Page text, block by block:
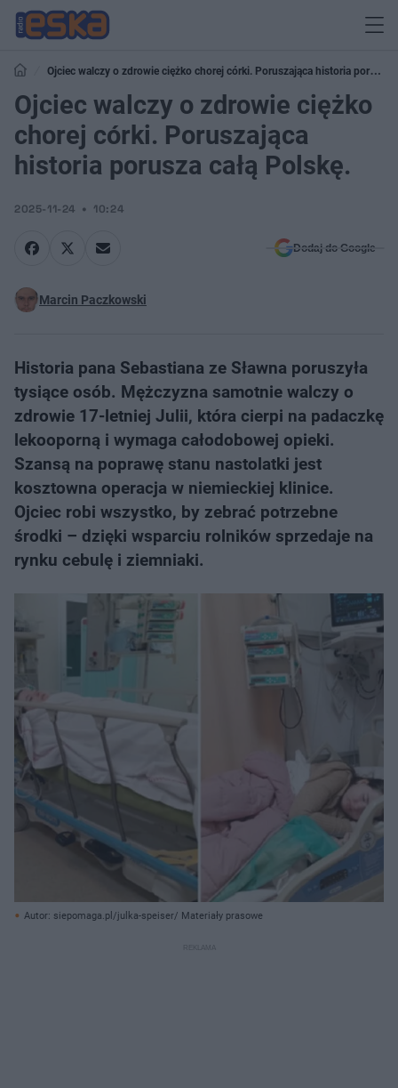
Ojciec walczy o zdrowie ciężko chorej córki. Poruszająca historia porusza
całą Polskę.
Ojciec walczy o zdrowie ciężko
chorej córki. Poruszająca
historia porusza całą Polskę.
2025-11-24 10:24
Dodaj do Google
Marcin Paczkowski
Historia pana Sebastiana ze Sławna poruszyła
tysiące osób. Mężczyzna samotnie walczy o
zdrowie 17-letniej Julii, która cierpi na padaczkę
lekooporną i wymaga całodobowej opieki.
Szansą na poprawę stanu nastolatki jest
kosztowna operacja w niemieckiej klinice.
Ojciec robi wszystko, by zebrać potrzebne
środki – dzięki wsparciu rolników sprzedaje na
rynku cebulę i ziemniaki.
Autor: siepomaga.pl/julka-speiser/ Materiały prasowe